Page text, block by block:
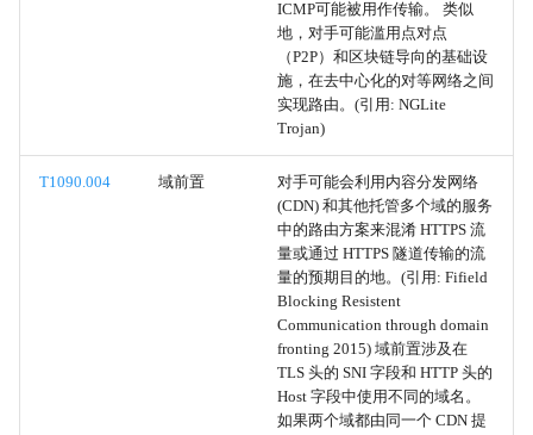
ICMP可能被用作传输。 类似
地，对手可能滥用点对点
（P2P）和区块链导向的基础设
施，在去中心化的对等网络之间
实现路由。(引用: NGLite
Trojan)
T1090.004 域前置
对手可能会利用内容分发网络
(CDN) 和其他托管多个域的服务
中的路由方案来混淆 HTTPS 流
量或通过 HTTPS 隧道传输的流
量的预期目的地。(引用: Fifield
Blocking Resistent
Communication through domain
fronting 2015) 域前置涉及在
TLS 头的 SNI 字段和 HTTP 头的
Host 字段中使用不同的域名。
如果两个域都由同一个 CDN 提